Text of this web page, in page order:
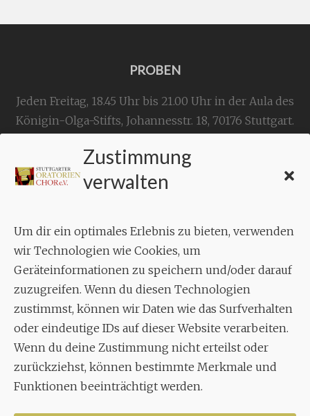
Zustimmung
verwalten
Um dir ein optimales Erlebnis zu bieten, verwenden
wir Technologien wie Cookies, um
Geräteinformationen zu speichern und/oder darauf
zuzugreifen. Wenn du diesen Technologien
zustimmst, können wir Daten wie das Surfverhalten
oder eindeutige IDs auf dieser Website verarbeiten.
Wenn du deine Zustimmung nicht erteilst oder
zurückziehst, können bestimmte Merkmale und
Funktionen beeinträchtigt werden.
PROBEN
Jeden Freitag, 18.45 Uhr bis 21.00 Uhr in der Aula des
Königin-Olga-Stifts, Johannesstr. 18, 70176 Stuttgart.
KONTAKT
Geschäftsstelle:
Aixheimer Str. 18
70619 Stuttgart
MUSIK
Musikalischer Leiter:
Enrico Trummer
Tel.+49 (0)177 / 34 23 57 1
Facebook
TwitterYouTube